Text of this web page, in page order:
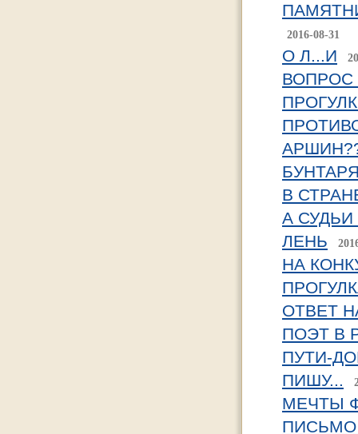
2016-08-31
О Л...И
ВОПРОС
В
А СУДЬИ
ЛЕНЬ
НА
ОТВЕТ
ПОЭТ В
ПУТИ-
ПИШУ...
МЕЧТЫ
ПИСЬМО